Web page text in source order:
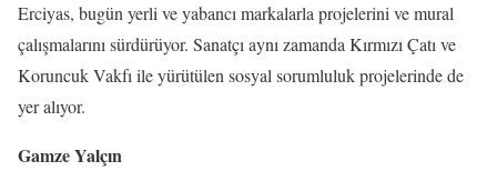
Erciyas, bugün yerli ve yabancı markalarla projelerini ve mural
çalışmalarını sürdürüyor. Sanatçı aynı zamanda Kırmızı Çatı ve
Koruncuk Vakfı ile yürütülen sosyal sorumluluk projelerinde de
yer alıyor.
Gamze Yalçın